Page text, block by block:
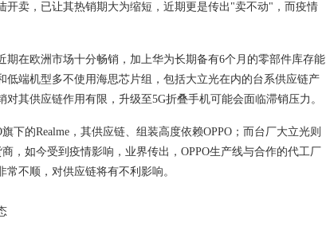
开卖，已让其热销期大为缩短，近期更是传出"卖不动"，而疫情
期在欧洲市场十分畅销，加上华为长期备有6个月的零部件库存能
低端机型多不使用海思芯片组，包括大立光在内的台系供应链产
其供应链作用有限，升级至5G折叠手机可能会面临滞销压力。
下的Realme，其供应链、组装高度依赖OPPO；而台厂大立光则
，如今受到疫情影响，业界传出，OPPO生产线与合作的代工厂
不顺，对供应链将有不利影响。